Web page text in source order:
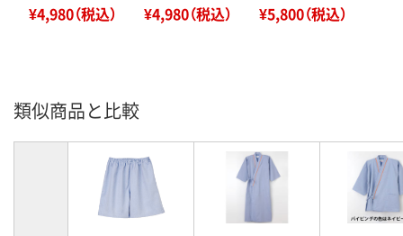
¥4,980（税込） ¥4,980（税込） ¥5,800（税込）
類似商品と比較